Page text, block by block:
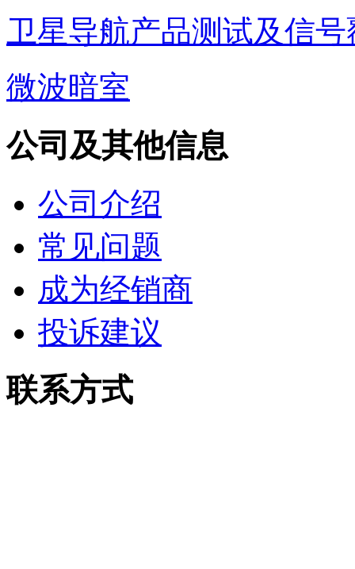
卫星导航产品测试及信
微波暗室
公司及其他信息
公司介绍
常见问题
成为经销商
投诉建议
联系方式